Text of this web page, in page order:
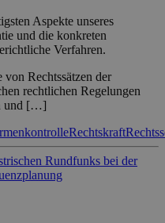
Aspekte unseres
und die konkreten
Verfahren.
Rechtssätzen der
rechtlichen Regelungen
und […]
Rechtskraft